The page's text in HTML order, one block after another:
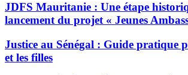
JDFS Mauritanie : Une étape
lancement du projet « Jeunes
Justice au Sénégal : Guide pratique
et les filles